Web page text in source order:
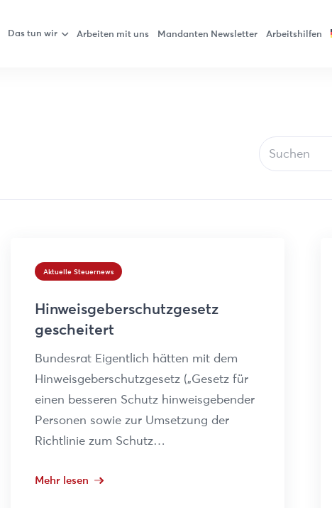
Das tun wir Arbeiten mit uns Mandanten Newsletter Arbeitshilfen
Aktuelle Steuernews
Hinweisgeberschutzgesetz
gescheitert
Bundesrat Eigentlich hätten mit dem
Hinweisgeberschutzgesetz („Gesetz für
einen besseren Schutz hinweisgebender
Personen sowie zur Umsetzung der
Richtlinie zum Schutz…
Mehr lesen